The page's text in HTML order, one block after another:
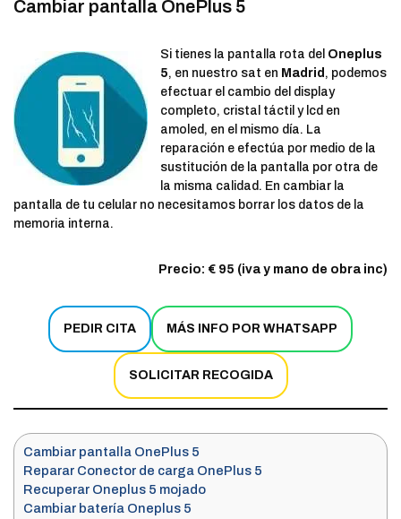
Cambiar pantalla OnePlus 5
Si tienes la pantalla rota del Oneplus
5, en nuestro sat en Madrid , podemos
efectuar el cambio del display
completo, cristal táctil y lcd en
amoled, en el mismo día. La
reparación e efectúa por medio de la
sustitución de la pantalla por otra de
la misma calidad. En cambiar la
pantalla de tu celular no necesitamos borrar los datos de la
memoria interna.
Precio: € 95 (iva y mano de obra inc)
PEDIR CITA MÁS INFO POR WHATSAPP
SOLICITAR RECOGIDA
Cambiar pantalla OnePlus 5
Reparar Conector de carga OnePlus 5
Recuperar Oneplus 5 mojado
Cambiar batería Oneplus 5